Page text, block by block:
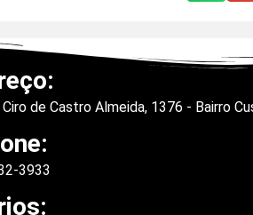
Ciro de Castro Almeida, 1376 - Bairro
3933